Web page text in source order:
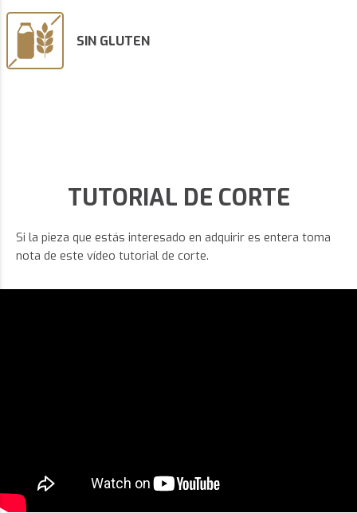
SIN GLUTEN
TUTORIAL DE CORTE
Si la pieza que estás interesado en adquirir es entera toma
nota de este vídeo tutorial de corte.